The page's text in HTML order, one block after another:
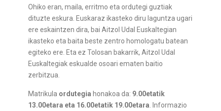
Ohiko eran, maila, erritmo eta ordutegi guztiak
dituzte eskura. Euskaraz ikasteko diru laguntza ugari
ere eskaintzen dira, bai Aitzol Udal Euskaltegian
ikasteko eta baita beste zentro homologatu batean
egiteko ere. Eta ez Tolosan bakarrik, Aitzol Udal
Euskaltegiak eskualde osoari ematen baitio
zerbitzua.
Matrikula ordutegia honakoa da: 9.00etatik
13.00etara eta 16.00etatik 19.00etara . Informazio